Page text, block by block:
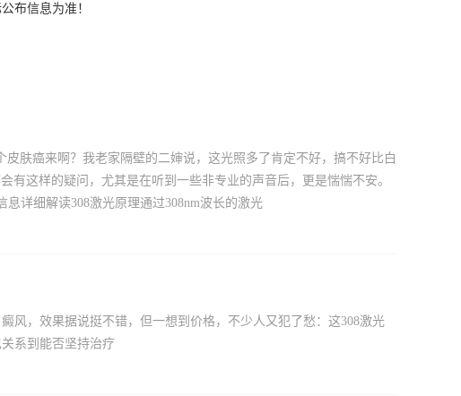
布信息为准！
肤癌来啊？我老家隔壁的二婶说，这光照多了肯定不好，搞不好比白
有这样的疑问，尤其是在听到一些非专业的声音后，更是惴惴不安。
详细解读308激光原理通过308nm波长的激光
风，效果据说挺不错，但一想到价格，不少人又犯了愁：这308激光
系到能否坚持治疗